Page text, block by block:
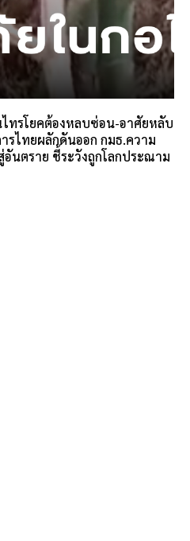
ทรโยคต้องหลบซ่อน-อาศัยหลับ
รไทยผลักดันออก กมธ.ความ
นตราย ชี้ระวังถูกโลกประณาม